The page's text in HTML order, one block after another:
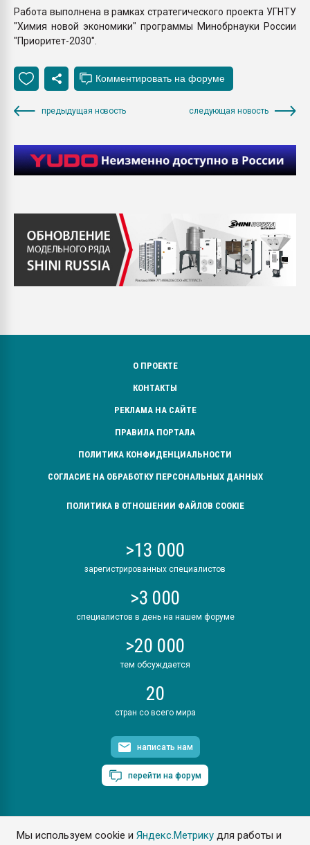
Мы используем cookie иЯндекс.Метрику для работы и
Работа выполнена в рамках стратегического проекта УГНТУ
"Химия новой экономики" программы Минобрнауки России
"Приоритет-2030".
предыдущая новость следующая новость
О ПРОЕКТЕ
КОНТАКТЫ
РЕКЛАМА НА САЙТЕ
ПРАВИЛА ПОРТАЛА
ПОЛИТИКА КОНФИДЕНЦИАЛЬНОСТИ
СОГЛАСИЕ НА ОБРАБОТКУ ПЕРСОНАЛЬНЫХ ДАННЫХ
ПОЛИТИКА В ОТНОШЕНИИ ФАЙЛОВ COOKIE
>13 000
зарегистрированных специалистов
>3 000
специалистов в день на нашем форуме
>20 000
тем обсуждается
20
стран со всего мира
написать нам
перейти на форум
ПластЭксперт © 2006. Все права защищены